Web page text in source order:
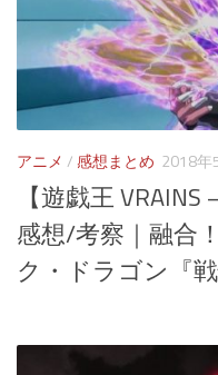
アニメ /感想まとめ 2018年
【遊戯王
感想/考察｜融合
ク・ドラゴン『